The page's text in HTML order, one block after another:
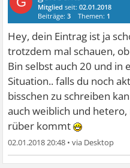
Mitglied seit:02.01.2018
Beiträge:3 Themen: 1
Hey, dein Eintrag ist ja
trotzdem mal schauen,
Bin selbst auch 20 und in
Situation.. falls du noch
bisschen zu schreiben
auch weiblich und
rüber kommt
02.01.2018 20:48 •